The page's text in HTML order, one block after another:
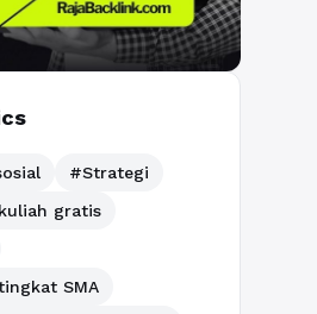
#Strategi
gratis
SMA